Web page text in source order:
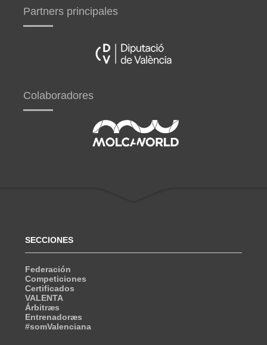
Partners principales
Colaboradores
SECCIONES
Federación
Competiciones
Certificados
VALENTA
Árbitræs
Entrenadoræs
#somValenciana